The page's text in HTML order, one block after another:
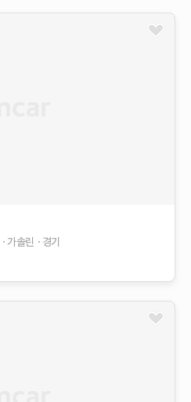
가솔린 경기